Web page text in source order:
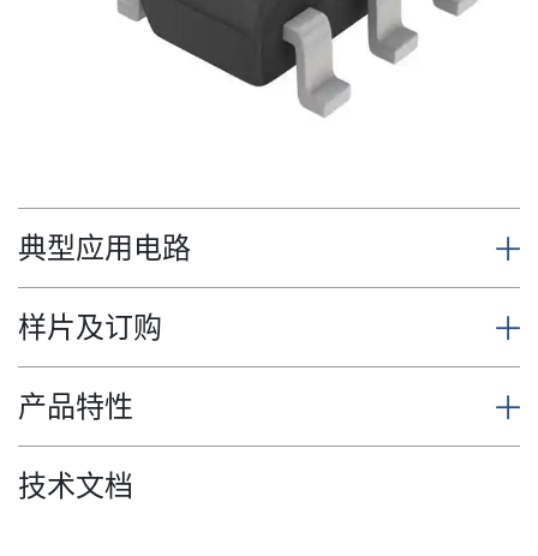
典型应用电路
样片及订购
产品特性
技术文档